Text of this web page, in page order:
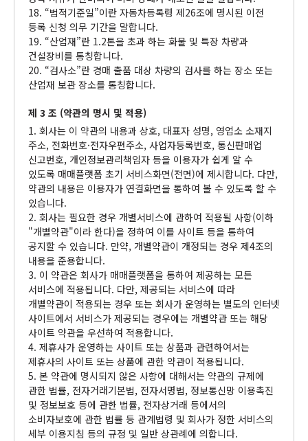
18. “법적기준일”이란 자동차등록령 제26조에 명시된 이전
등록 신청 의무 기간을 말합니다.
19. “산업재”란 1.2톤을 초과 하는 화물 및 특장 차량과
건설장비를 통칭합니다.
20. “검사소”란 경매 출품 대상 차량의 검사를 하는 장소 또는
산업재 보관 장소를 통칭합니다.
제 3 조 (약관의 명시 및 적용)
1. 회사는 이 약관의 내용과 상호, 대표자 성명, 영업소 소재지
주소, 전화번호·전자우편주소, 사업자등록번호, 통신판매업
신고번호, 개인정보관리책임자 등을 이용자가 쉽게 알 수
있도록 매매플랫폼 초기 서비스화면(전면)에 제시합니다. 다만,
약관의 내용은 이용자가 연결화면을 통하여 볼 수 있도록 할 수
있습니다.
2. 회사는 필요한 경우 개별서비스에 관하여 적용될 사항(이하
"개별약관"이라 한다)을 정하여 이를 사이트 등을 통하여
공지할 수 있습니다. 만약, 개별약관이 개정되는 경우 제4조의
내용을 준용합니다.
3. 이 약관은 회사가 매매플랫폼을 통하여 제공하는 모든
서비스에 적용됩니다. 다만, 제공되는 서비스에 따라
개별약관이 적용되는 경우 또는 회사가 운영하는 별도의 인터넷
사이트에서 서비스가 제공되는 경우에는 개별약관 또는 해당
사이트 약관을 우선하여 적용합니다.
4. 제휴사가 운영하는 사이트 또는 상품과 관련하여서는
제휴사의 사이트 또는 상품에 관한 약관이 적용됩니다.
5. 본 약관에 명시되지 않은 사항에 대해서는 약관의 규제에
관한 법률, 전자거래기본법, 전자서명법, 정보통신망 이용촉진
및 정보보호 등에 관한 법률, 전자상거래 등에서의
소비자보호에 관한 법률 등 관계법령 및 회사가 정한 서비스의
세부 이용지침 등의 규정 및 일반 상관례에 의합니다.